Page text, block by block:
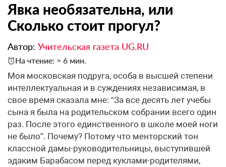
Явка необязательна, или
Сколько стоит прогул?
Автор: Учительская газета UG.RU
На чтение: ≈ 6 мин.
Моя московская подруга, особа в высшей степени
интеллектуальная и в суждениях независимая, в
свое время сказала мне: “За все десять лет учебы
сына я была на родительском собрании всего один
раз. После этого единственного в школе моей ноги
не было”. Почему? Потому что менторский тон
классной дамы-руководительницы, выступившей
эдаким Барабасом перед куклами-родителями,